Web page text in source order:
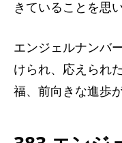
きていることを思
エンジェルナンバ
けられ、応えられ
福、前向きな進歩